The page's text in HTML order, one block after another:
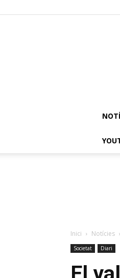
Inici Notícies
Societat Diari